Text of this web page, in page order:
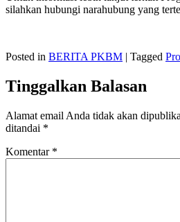
silahkan hubungi narahubung yang
Posted in BERITA PKBM | Tagged
Tinggalkan Balasan
Alamat email Anda tidak akan
ditandai *
Komentar *